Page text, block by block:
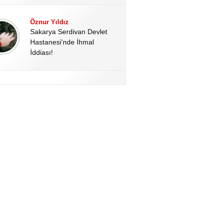
Öznur Yıldız
Sakarya Serdivan Devlet
Hastanesi'nde İhmal
İddiası!